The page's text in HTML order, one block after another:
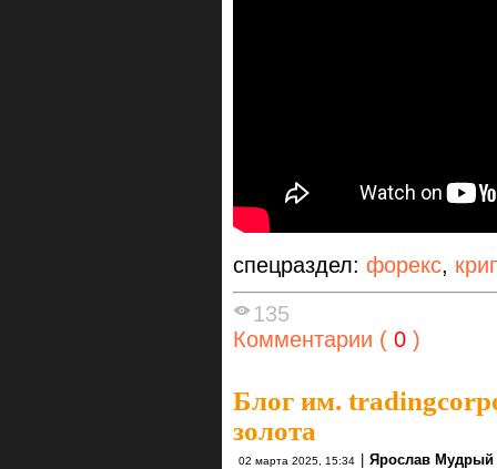
спецраздел: форекс,
135
Комментарии ( 0 )
Блог им.
золота
02 марта 2025, 15:34 Ярослав Мудрый